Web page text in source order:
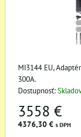
MI3144 EU,
300A.
Dostupnosť:
3558 €
4376,30 € s DPH